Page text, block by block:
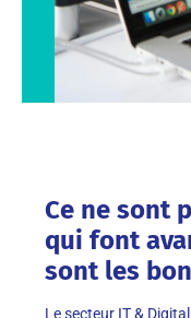
Ce ne sont
qui font
sont les
Le secteur IT &